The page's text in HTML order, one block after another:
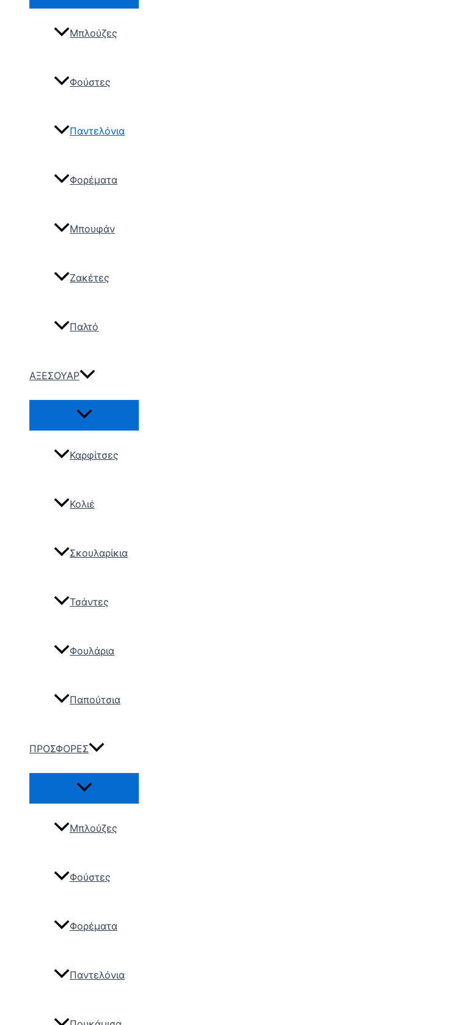
Μπλούζες
Φούστες
Παντελόνια
Φορέματα
Μπουφάν
Ζακέτες
Παλτό
ΑΞΕΣΟΥΑΡ
Καρφίτσες
Κολιέ
Σκουλαρίκια
Τσάντες
Φουλάρια
Παπούτσια
ΠΡΟΣΦΟΡΕΣ
Μπλούζες
Φούστες
Φορέματα
Παντελόνια